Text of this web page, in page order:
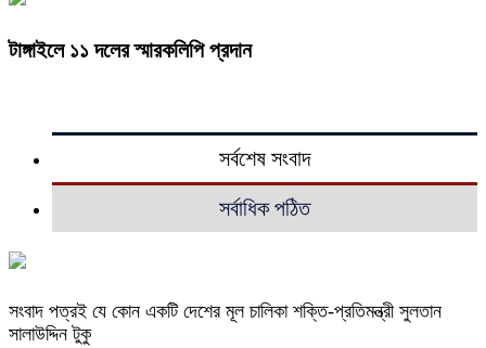
টাঙ্গাইলে ১১ দলের স্মারকলিপি প্রদান
সর্বশেষ সংবাদ
সর্বাধিক পঠিত
সংবাদ পত্রই যে কোন একটি দেশের মূল চালিকা শক্তি-প্রতিমন্ত্রী সুলতান
সালাউদ্দিন টুকু